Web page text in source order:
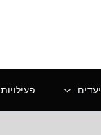
יעדים פעילויות